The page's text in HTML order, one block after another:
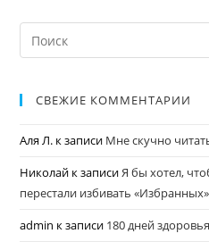
СВЕЖИЕ КОММЕНТАРИИ
Аля Л. к записи Мне скучно
Николай к записиЯ бы хотел,
перестали избивать
admin к записи 180 дней